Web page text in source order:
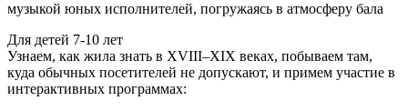
музыкой юных исполнителей, погружаясь в атмосферу бала
Для детей 7-10 лет
Узнаем, как жила знать в XVIII–XIX веках, побываем там,
куда обычных посетителей не допускают, и примем участие в
интерактивных программах: